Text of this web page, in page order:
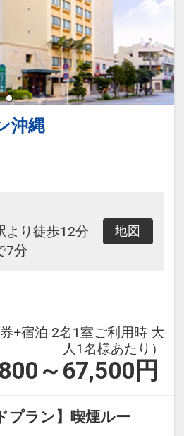
沖縄
より徒歩12分
7分
地図
券+宿泊 2名1室ご利用時 大
人1名様あたり）
～67,500 円
プラン】喫煙ルー